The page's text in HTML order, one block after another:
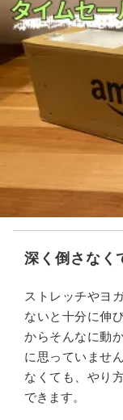
深く倒さなく
ストレッチやヨ
ないと十分に伸
からそんなに動
に思っていませ
なくても、やり
できます。